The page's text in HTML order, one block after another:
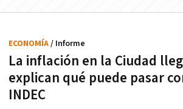
La inflación en la Ciudad
explican qué puede pasar
INDEC
ECONOMÍA/ Informe